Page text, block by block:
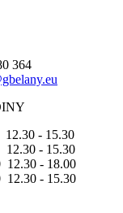
364
- 15.30
- 15.30
- 18.00
- 15.30